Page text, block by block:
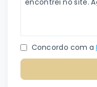
Concordo com a